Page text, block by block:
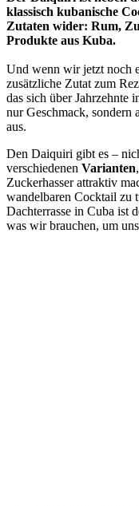
klassisch kubanische
Zutaten wider: Rum,
Produkte aus Kuba.
Und wenn wir jetzt noch
zusätzliche Zutat zum
das sich über Jahrzehnte
nur Geschmack, sondern
aus.
Den Daiquiri gibt es –
verschiedenen Varianten
Zuckerhasser attraktiv
wandelbaren Cocktail zu
Dachterrasse in Cuba ist
was wir brauchen, um